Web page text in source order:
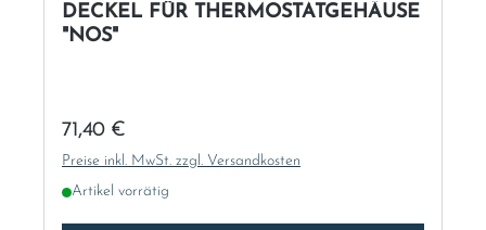
DECKEL FÜR THERMOSTATGEHÄUSE
"NOS"
Regulärer Preis:
71,40 €
Preise inkl. MwSt. zzgl. Versandkosten
Artikel vorrätig